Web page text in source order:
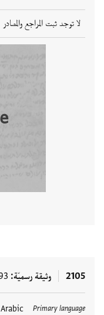
لا توجد ثبت المراجع والمصادر
2105 وثيقة رسميّة
Primary language
Arabic